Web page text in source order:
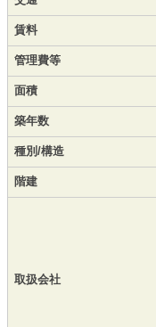
賃料
管理費等
面積
築年数
種別/構造
階建
取扱会社